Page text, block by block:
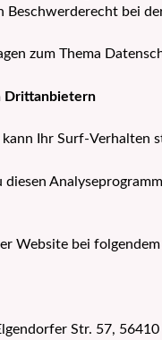
Beschwerderecht bei
zum Thema
Drittanbietern
kann Ihr Surf-
Website bei
Str. 57,